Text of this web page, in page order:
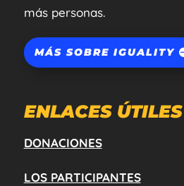
más personas.
MÁS SOBRE IGUALITY
ENLACES ÚTILES
DONACIONES
LOS PARTICIPANTES